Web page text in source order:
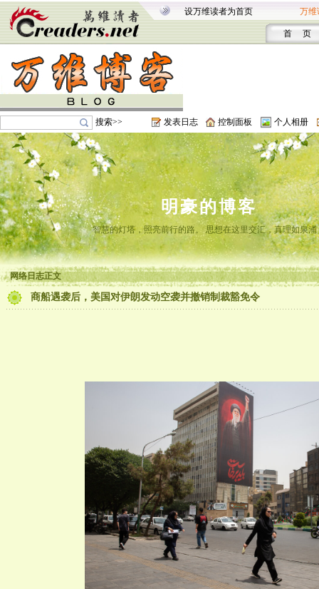
设万维读者为首页 万维
首 页
搜索>> 发表日志 控制面板 个人相册
明豪的博客
智慧的灯塔，照亮前行的路。 思想在这里交汇，真理如泉涌
网络日志正文
商船遇袭后，美国对伊朗发动空袭并撤销制裁豁免令